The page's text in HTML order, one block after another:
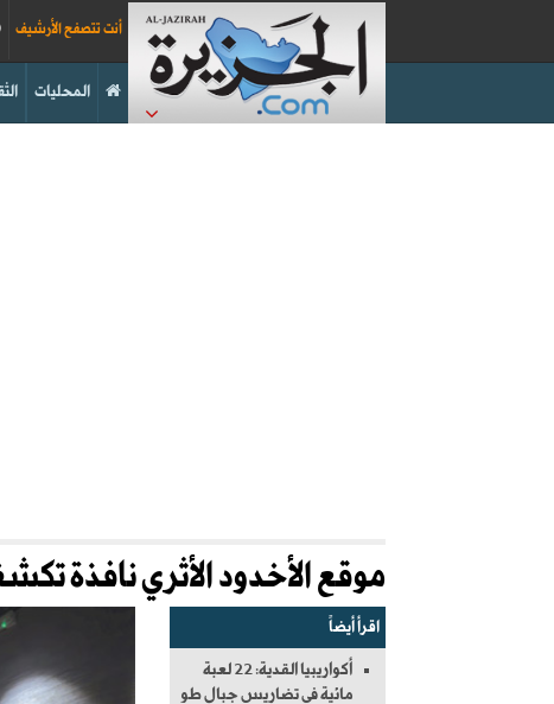
أنت تتصفح الأرشيف
المحليات
موقع الأخدود الأثري نافذة
اقرأ أيضاً
أكواريبيا القدية: 22 لعبة
مائية في تضاريس جبال طو